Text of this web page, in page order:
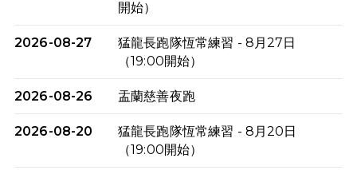
開始）
2026-08-27
猛龍長跑隊恆常練習 - 8月27日
（19:00開始）
2026-08-26 盂蘭慈善夜跑
2026-08-20
猛龍長跑隊恆常練習 - 8月20日
（19:00開始）